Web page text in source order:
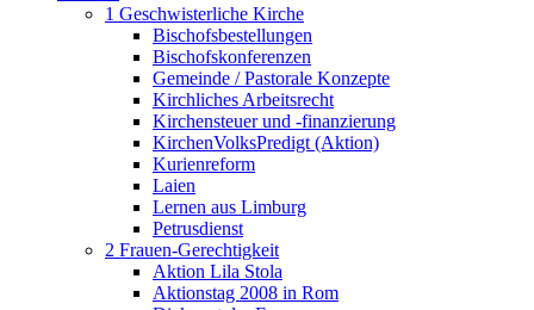
1 Geschwisterliche Kirche
Bischofsbestellungen
Bischofskonferenzen
Gemeinde / Pastorale Konzepte
Kirchliches Arbeitsrecht
Kirchensteuer und -finanzierung
KirchenVolksPredigt (Aktion)
Kurienreform
Laien
Lernen aus Limburg
Petrusdienst
2 Frauen-Gerechtigkeit
Aktion Lila Stola
Aktionstag 2008 in Rom